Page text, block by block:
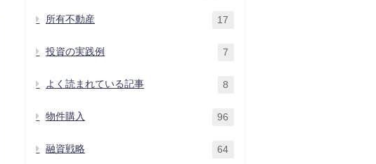
所有不動産 17
投資の実践例 7
よく読まれている記事 8
物件購入 96
融資戦略 64